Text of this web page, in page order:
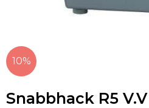
10%
Snabbhack R5